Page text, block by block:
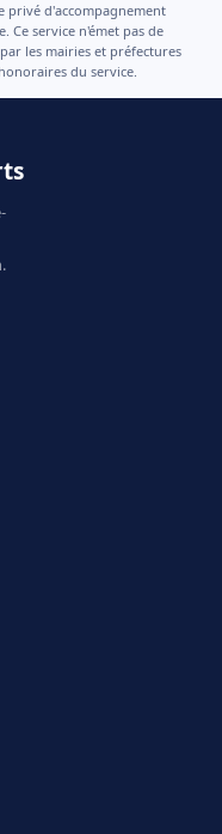
privé d'accompagnement
Ce service n'émet pas de
les mairies et préfectures
du service.